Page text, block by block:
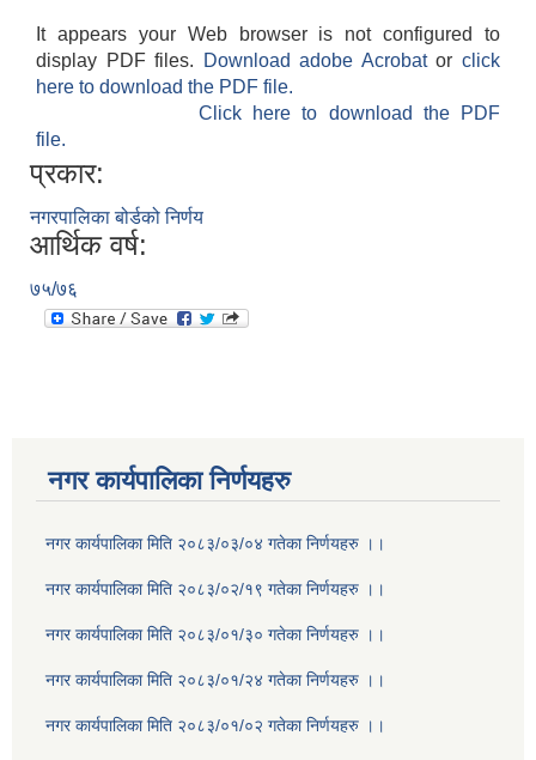
It appears your Web browser is not configured to
display PDF files.
Download adobe Acrobatorclick
here to download the PDF file.
Click here to download the PDF
file.
प्रकार:
नगरपालिका बोर्डको निर्णय
आर्थिक वर्ष:
७५/७६
नगर कार्यपालिका निर्णयहरु
नगर कार्यपालिका मिति २०८३/०३/०४ गतेका निर्णयहरु ।।
नगर कार्यपालिका मिति २०८३/०२/१९ गतेका निर्णयहरु ।।
नगर कार्यपालिका मिति २०८३/०१/३० गतेका निर्णयहरु ।।
नगर कार्यपालिका मिति २०८३/०१/२४ गतेका निर्णयहरु ।।
नगर कार्यपालिका मिति २०८३/०१/०२ गतेका निर्णयहरु ।।